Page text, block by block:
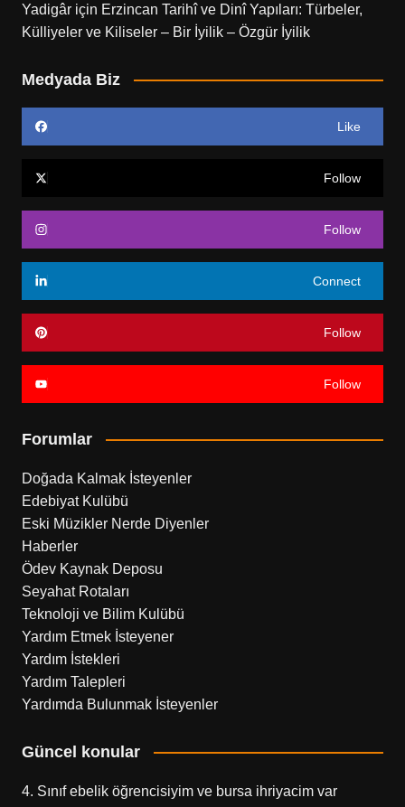
Yadigâriçin Erzincan Tarihî ve Dinî Yapıları: Türbeler,
Külliyeler ve Kiliseler – Bir İyilik – Özgür İyilik
Medyada Biz
Like
Follow
Follow
Connect
Follow
Follow
Forumlar
Doğada Kalmak İsteyenler
Edebiyat Kulübü
Eski Müzikler Nerde Diyenler
Haberler
Ödev Kaynak Deposu
Seyahat Rotaları
Teknoloji ve Bilim Kulübü
Yardım Etmek İsteyener
Yardım İstekleri
Yardım Talepleri
Yardımda Bulunmak İsteyenler
Güncel konular
4. Sınıf ebelik öğrencisiyim ve bursa ihriyacim var